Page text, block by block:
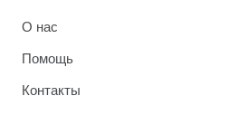
О нас
Помощь
Контакты